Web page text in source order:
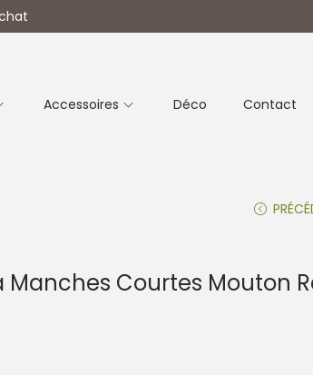
Accessoires Déco Contact
Manches Courtes Mouton